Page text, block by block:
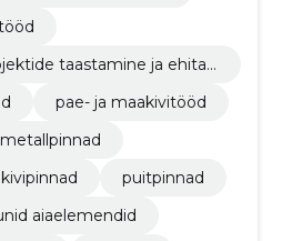
taastamine ja ehita
pae- ja maakivitööd
metallpinnad
kivipinnad
puitpinnad
aiaelemendid